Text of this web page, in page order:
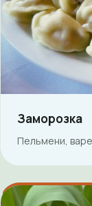
Заморозка
Пельмени,